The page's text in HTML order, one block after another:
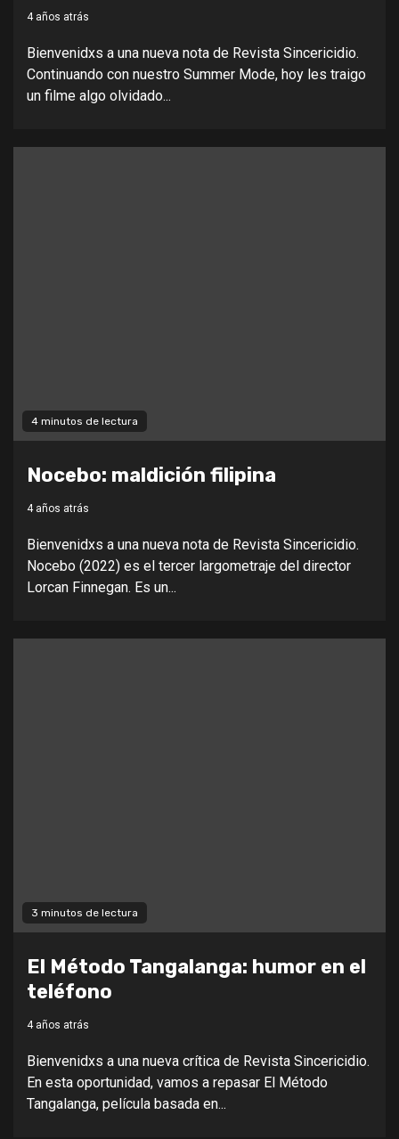
4 años atrás
Bienvenidxs a una nueva nota de Revista Sincericidio.
Continuando con nuestro Summer Mode, hoy les traigo
un filme algo olvidado...
4 minutos de lectura
Nocebo: maldición filipina
4 años atrás
Bienvenidxs a una nueva nota de Revista Sincericidio.
Nocebo (2022) es el tercer largometraje del director
Lorcan Finnegan. Es un...
3 minutos de lectura
El Método Tangalanga: humor en el
teléfono
4 años atrás
Bienvenidxs a una nueva crítica de Revista Sincericidio.
En esta oportunidad, vamos a repasar El Método
Tangalanga, película basada en...